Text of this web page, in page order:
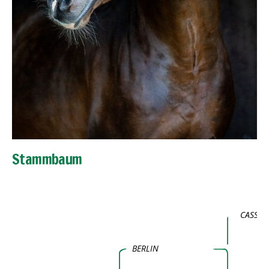
Stammbaum
BERLIN